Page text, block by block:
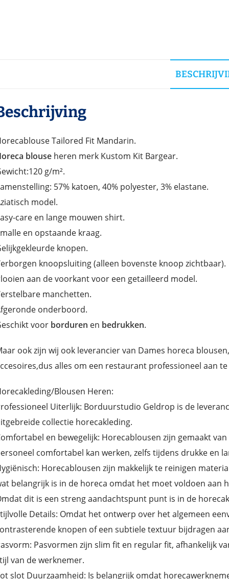
Tailored Fit Mandarin.
blouse heren merk Kustom Kit Bargear.
g/m².
57% katoen, 40% polyester, 3% elastane.
model.
care en lange mouwen shirt.
en opstaande kraag.
knopen.
knoopsluiting (alleen bovenste knoop zichtbaar).
aan de voorkant voor een getailleerd model.
manchetten.
onderboord.
voor borduren en bedrukken.
ook zijn wij ook leverancier van Dames horeca
alles om een restaurant professioneel aan
Blousen Heren:
Uiterlijk: Borduurstudio Geldrop is de
collectie horecakleding.
en bewegelijk: Horecablousen zijn gemaakt
comfortabel kan werken, zelfs tijdens drukke en
Horecablousen zijn makkelijk te reinigen
belangrijk is in de horeca omdat het moet voldoen aan
dit is een streng aandachtspunt punt is in de
Details: Omdat het ontwerp over het algemeen
knopen of een subtiele textuur bijdragen
Pasvormen zijn slim fit en regular fit, afhankelijk
van de werknemer.
slot Duurzaamheid: Is belangrijk omdat